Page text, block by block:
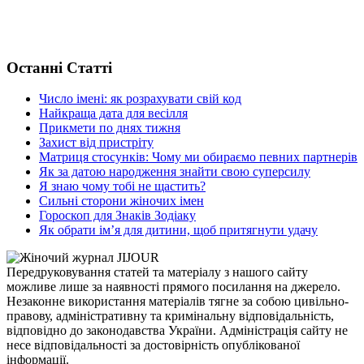
Останні Статті
Число імені: як розрахувати свій код
Найкраща дата для весілля
Прикмети по днях тижня
Захист від пристріту
Матриця стосунків: Чому ми обираємо певних партнерів
Як за датою народження знайти свою суперсилу
Я знаю чому тобі не щастить?
Сильні сторони жіночих імен
Гороскоп для Знаків Зодіаку
Як обрати ім’я для дитини, щоб притягнути удачу
Передруковування статей та матеріалу з нашого сайту
можливе лише за наявності прямого посилання на джерело.
Незаконне використання матеріалів тягне за собою цивільно-
правову, адміністративну та кримінальну відповідальність,
відповідно до законодавства України. Адміністрація сайту не
несе відповідальності за достовірність опублікованої
інформації.